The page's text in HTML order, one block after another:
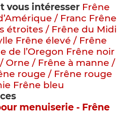
vous intéresser Frêne
/ Franc Frêne
étroites / Frêne du Midi
Frêne élevé / Frêne
de l’Oregon Frêne noir
Orne / Frêne à manne /
rouge / Frêne rouge
Frêne bleu
menuiserie - Frêne